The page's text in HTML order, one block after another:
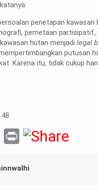
penetapan
pemetaan
hutan menjadilegal
putusan
Karena itu, tidak cukup
48
LinkedIn
Print